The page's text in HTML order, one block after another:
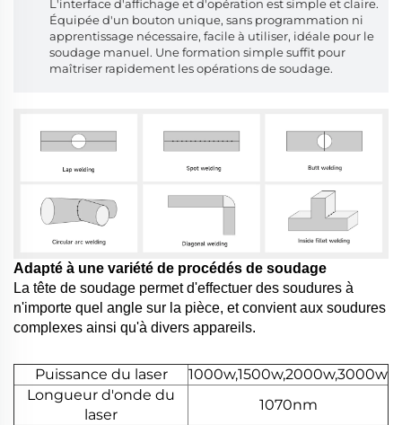
L'interface d'affichage et d'opération est simple et claire.
Équipée d'un bouton unique, sans programmation ni
apprentissage nécessaire, facile à utiliser, idéale pour le
soudage manuel. Une formation simple suffit pour
maîtriser rapidement les opérations de soudage.
Adapté à une variété de procédés de soudage
La tête de soudage permet d'effectuer des soudures à
n'importe quel angle sur la pièce, et convient aux soudures
complexes ainsi qu'à divers appareils.
Puissance du laser
1000w,1500w,2000w,3000w
Longueur d'onde du
laser
1070nm